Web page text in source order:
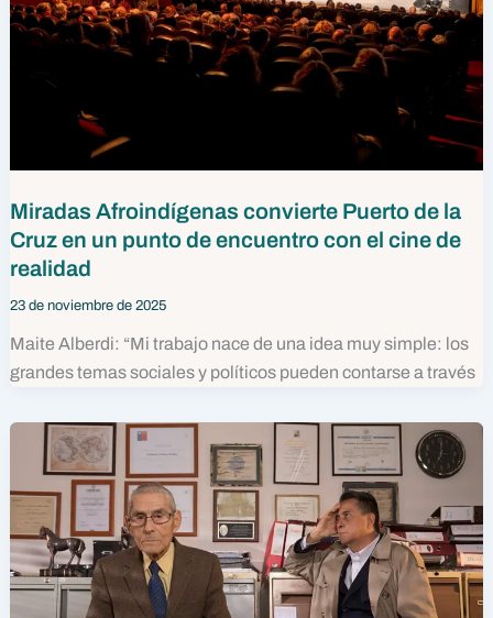
Miradas Afroindígenas convierte Puerto de la
Cruz en un punto de encuentro con el cine de
realidad
23 de noviembre de 2025
Maite Alberdi: “Mi trabajo nace de una idea muy simple: los
grandes temas sociales y políticos pueden contarse a través